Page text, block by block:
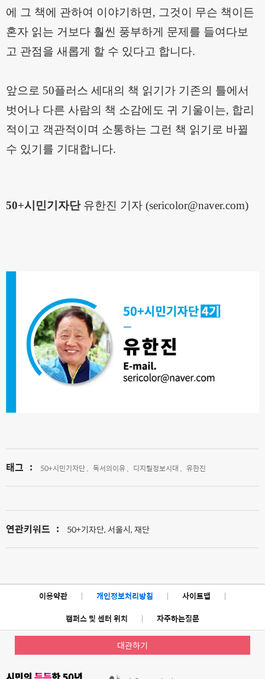
에 그 책에 관하여 이야기하면, 그것이 무슨 책이든
혼자 읽는 거보다 훨씬 풍부하게 문제를 들여다보
고 관점을 새롭게 할 수 있다고 합니다.
앞으로 50플러스 세대의 책 읽기가 기존의 틀에서
벗어나 다른 사람의 책 소감에도 귀 기울이는, 합리
적이고 객관적이며 소통하는 그런 책 읽기로 바뀔
수 있기를 기대합니다.
50+시민기자단유한진 기자 (sericolor@naver.com)
태그 : 50+시민기자단 , 독서의이유 , 디지틸정보시대 , 유한진
연관키워드 : 50+기자단, 서울시, 재단
이용약관 | 개인정보처리방침 | 사이트맵
|
캠퍼스 및 센터 위치
| 자주하는질문
대관하기